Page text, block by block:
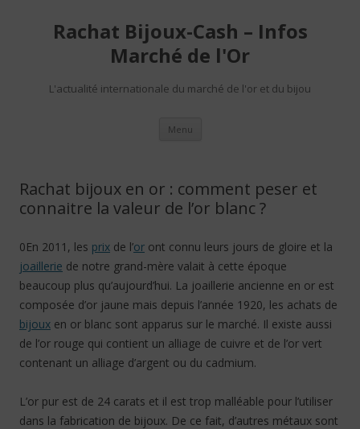
Rachat Bijoux-Cash – Infos
Marché de l'Or
L'actualité internationale du marché de l'or et du bijou
Menu
Rachat bijoux en or : comment peser et
connaitre la valeur de l’or blanc ?
0En 2011, les prix de l’or ont connu leurs jours de gloire et la
joaillerie de notre grand-mère valait à cette époque
beaucoup plus qu’aujourd’hui. La joaillerie ancienne en or est
composée d’or jaune mais depuis l’année 1920, les achats de
bijoux en or blanc sont apparus sur le marché. Il existe aussi
de l’or rouge qui contient un alliage de cuivre et de l’or vert
contenant un alliage d’argent ou du cadmium.
L’or pur est de 24 carats et il est trop malléable pour l’utiliser
dans la fabrication de bijoux. De ce fait, d’autres métaux sont